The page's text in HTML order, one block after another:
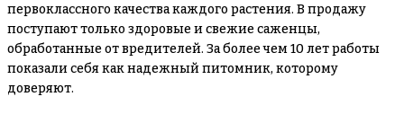
первоклассного качества каждого растения. В продажу
поступают только здоровые и свежие саженцы,
обработанные от вредителей. За более чем 10 лет работы
показали себя как надежный питомник, которому
доверяют.